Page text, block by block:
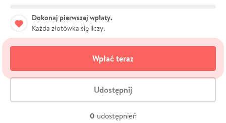
Dokonaj pierwszej wpłaty.
Każda złotówka się liczy.
Wpłać teraz
Udostępnij
0 udostępnień